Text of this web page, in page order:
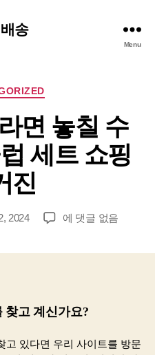
송
Menu
Categories
면 놓칠 수
세트 쇼핑
진
2024
골
면
칠
에 댓글 없음
찾고 계신가요?
고 있다면 우리 사이트를 방문